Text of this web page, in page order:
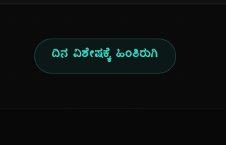
ದಿನ ವಿಶೇಷಕ್ಕೆ ಹಿಂತಿರುಗಿ